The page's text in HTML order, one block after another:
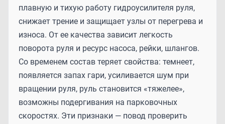
плавную и тихую работу гидроусилителя руля,
снижает трение и защищает узлы от перегрева и
износа. От ее качества зависит легкость
поворота руля и ресурс насоса, рейки, шлангов.
Со временем состав теряет свойства: темнеет,
появляется запах гари, усиливается шум при
вращении руля, руль становится «тяжелее»,
возможны подергивания на парковочных
скоростях. Эти признаки — повод проверить